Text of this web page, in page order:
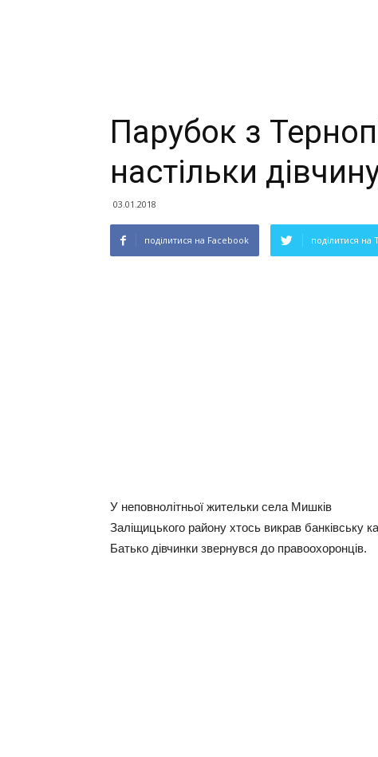
Парубок з
настільки
03.01.2018
поділитися на Facebook поділитися на
У неповнолітньої жительки села Мишків
Заліщицького району хтось викрав банківську
Батько дівчинки звернувся до правоохоронців.